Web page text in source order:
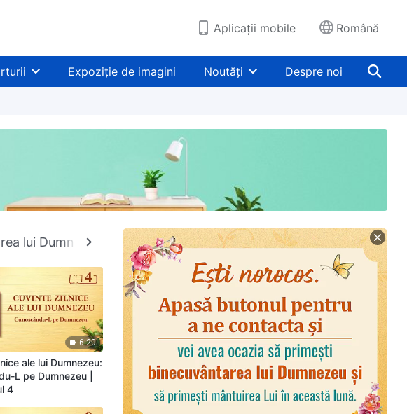
Aplicații mobile Română
Expoziție de imagini Noutăți Despre noi
lui Dumnezeu Judecata în zilele de pe urmă Întruparea
6:20
ale lui Dumnezeu:
L pe Dumnezeu |
4